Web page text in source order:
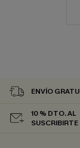
ENVÍO
10 % DTO. AL
SUSCRIBIRTE